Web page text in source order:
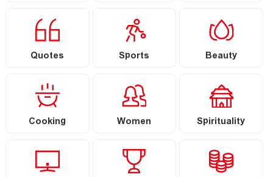
Quotes Sports Beauty
Cooking Women Spirituality